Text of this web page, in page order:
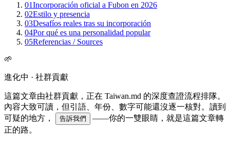
01Incorporación oficial a Fubon en 2026
02Estilo y presencia
03Desafíos reales tras su incorporación
04Por qué es una personalidad popular
05Referencias / Sources
🌱
進化中 · 社群貢獻
這篇文章由社群貢獻，正在 Taiwan.md 的深度查證流程排隊。
內容大致可讀，但引語、年份、數字可能還沒逐一核對。讀到
可疑的地方，
告訴我們
——你的一雙眼睛，就是這篇文章轉
正的路。